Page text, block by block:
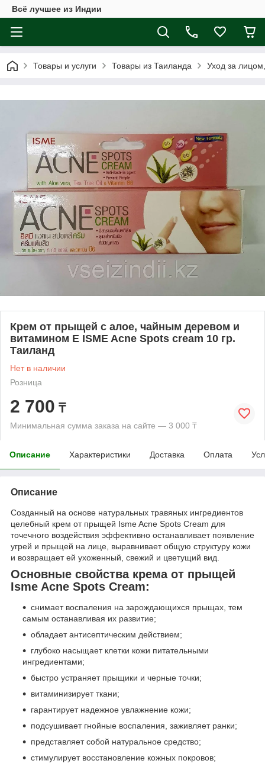
Всё лучшее из Индии
Товары и услуги Товары из Таиланда Уход за
Крем от прыщей с алое, чайным деревом и
витамином Е ISME Acne Spots cream 10 гр.
Таиланд
Нет в наличии
Розница
2 700 ₸
Минимальная сумма заказа на сайте — 3 000 ₸
Описание Характеристики Доставка Оплата
Описание
Созданный на основе натуральных травяных ингредиентов
целебный крем от прыщей Isme Acne Spots Cream для
точечного воздействия эффективно останавливает появление
угрей и прыщей на лице, выравнивает общую структуру кожи
и возвращает ей ухоженный, свежий и цветущий вид.
Основные свойства крема от прыщей
Isme Acne Spots Cream:
снимает воспаления на зарождающихся прыщах, тем
самым останавливая их развитие;
обладает антисептическим действием;
глубоко насыщает клетки кожи питательными
ингредиентами;
быстро устраняет прыщики и черные точки;
витаминизирует ткани;
гарантирует надежное увлажнение кожи;
подсушивает гнойные воспаления, заживляет ранки;
представляет собой натуральное средство;
стимулирует восстановление кожных покровов;